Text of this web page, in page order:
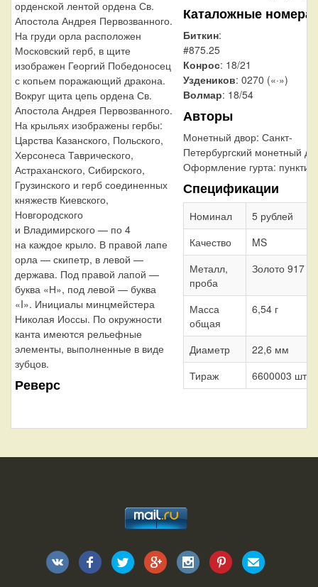
орденской лентой ордена Св.
Апостола Андрея Первозванного.
На груди орла расположен
Московский герб, в щите
изображен Георгий Победоносец
с копьем поражающий дракона.
Вокруг щита цепь ордена Св.
Апостола Андрея Первозванного.
На крыльях изображены гербы:
Царства Казанского, Польского,
Херсонеса Таврического,
Астраханского, Сибирского,
Грузинского и герб соединенных
княжеств Киевского,
Новгородского
и Владимирского — по 4
на каждое крыло. В правой лапе
орла — скипетр, в левой —
держава. Под правой лапой —
буква «Н», под левой — буква
«I». Инициалы минцмейстера
Николая Иоссы. По окружности
канта имеются рельефные
элементы, выполненные в виде
зубцов.
Реверс
Каталожные номера
Биткин:
#875.25
Конрос: 18/21
Уздеников: 0270 («·»)
Волмар: 18/54
Авторы
Монетный двор: Санкт-
Петербургский монетный
Оформление гурта: пунктир
Спецификации
Номинал
5 рублей
Качество
MS
Металл,
проба
Золото 917
Масса
общая
6,54 г
Диаметр
22,6 мм
Тираж
6600003 шт.